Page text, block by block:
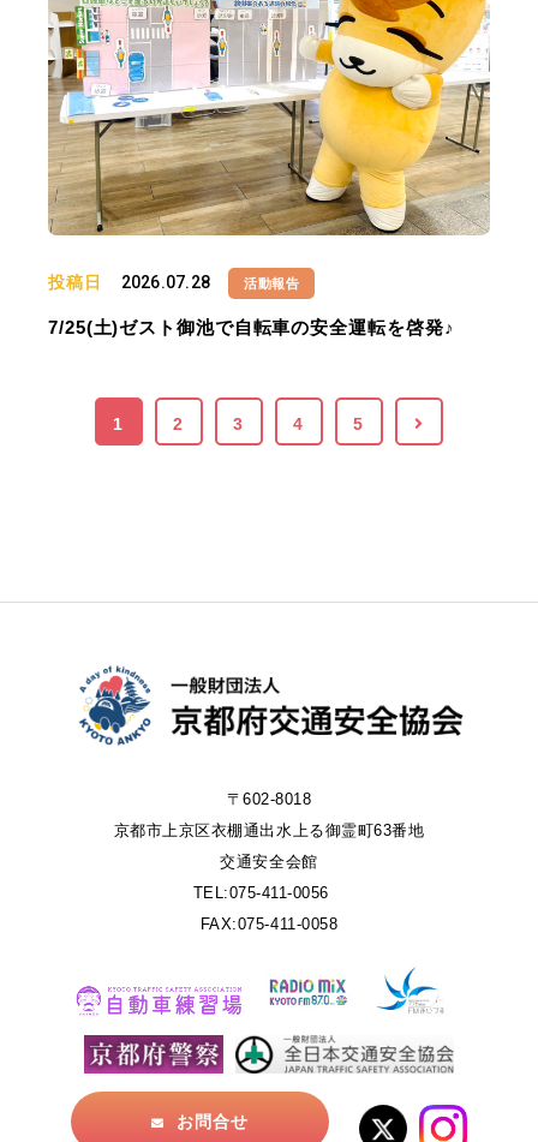
投稿日 2026.07.28 活動報告
7/25(土)ゼスト御池で自転車の安全運転を啓発♪
1 2 3 4 5
〒602-8018
京都市上京区衣棚通出水上る御霊町63番地
交通安全会館
TEL:075-411-0056
FAX:075-411-0058
お問合せ